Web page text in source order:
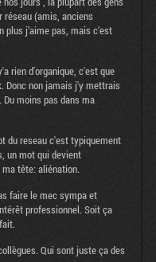
(amis, anciens
j’aime pas, mais c’est
rien d'organique, c'est que
Donc non jamais j'y mettrais
moins pas dans ma
du reseau c'est typiquement
un mot qui devient
tête: aliénation.
faire le mec sympa et
professionnel. Soit ça
Qui sont juste ça des